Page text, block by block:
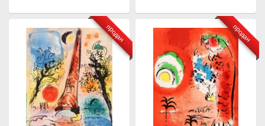
продан продан